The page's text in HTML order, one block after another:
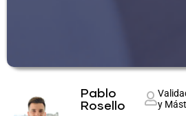
Pablo
Rosello
y